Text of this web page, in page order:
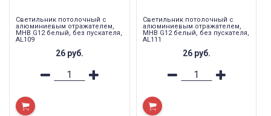
Светильник потолочный с
алюминиевым отражателем,
MHB G12 белый, без пускателя,
AL109
26 руб.
Светильник потолочный с
алюминиевым отражателем,
MHB G12 белый, без пускателя,
AL111
26 руб.